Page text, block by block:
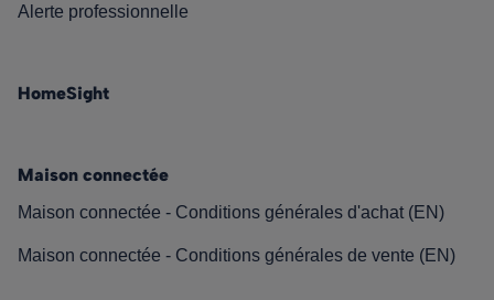
Alerte professionnelle
HomeSight
Maison connectée
Maison connectée - Conditions générales d'achat (EN)
Maison connectée - Conditions générales de vente (EN)